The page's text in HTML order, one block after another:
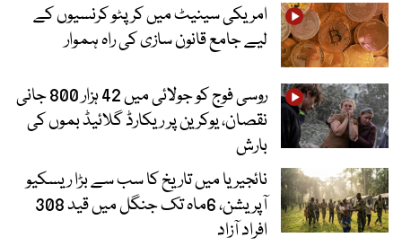
امریکی سینیٹ میں کرپٹو کرنسیوں کے
لیے جامع قانون سازی کی راہ ہموار
روسی فوج کو جولائی میں 42 ہزار 800 جانی
نقصان، یوکرین پر ریکارڈ گلائیڈ بموں کی
بارش
نائجیریا میں تاریخ کا سب سے بڑا ریسکیو
آپریشن، 6ماہ تک جنگل میں قید 308
افراد آزاد